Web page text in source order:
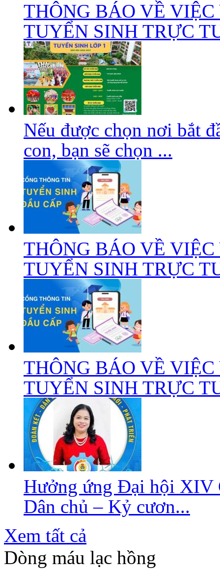
THÔNG BÁO VỀ
TUYỂN SINH TRỰC
Nếu được chọn nơi bắt
con, bạn sẽ chọn ...
THÔNG BÁO VỀ
TUYỂN SINH TRỰC
THÔNG BÁO VỀ
TUYỂN SINH TRỰC
Hưởng ứng Đại hội XIV
Dân chủ – Kỷ cươn...
Xem tất cả
Dòng máu lạc hồng